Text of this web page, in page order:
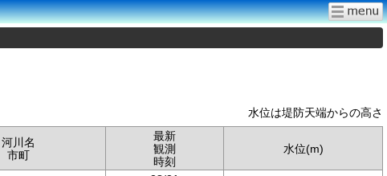
水位は堤防天端からの高さ
河川名
市町
最新
観測
時刻
水位(m)